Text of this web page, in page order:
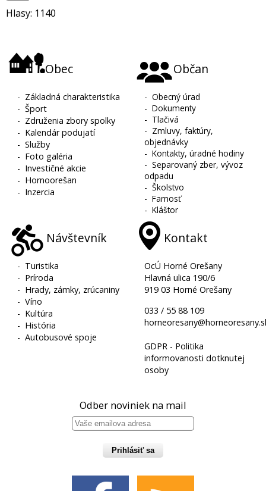
Hlasy: 1140
Obec
- Základná charakteristika
-Šport
- Združenia zbory spolky
- Kalendár podujatí
-Služby
- Foto galéria
- Investičné akcie
- Hornoorešan
- Inzercia
Občan
-Obecný úrad
-Dokumenty
- Tlačivá
- Zmluvy, faktúry,
objednávky
-Kontakty, úradné hodiny
-Separovaný zber, vývoz
odpadu
-Školstvo
-Farnosť
-Kláštor
Návštevník
- Turistika
- Príroda
- Hrady, zámky, zrúcaniny
-Víno
- Kultúra
- História
-Autobusové spoje
Kontakt
OcÚ Horné Orešany
Hlavná ulica 190/6
919 03 Horné Orešany
033 / 55 88 109
GDPR - Politika
informovanosti dotknutej
osoby
Odber noviniek na mail
Prihlásiť sa